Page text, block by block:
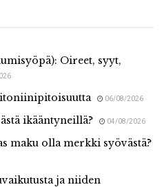
Oireet, syyt,
06/08/2026
ikääntyneillä? 04/08/2026
maku olla merkki syövästä?
ja niiden